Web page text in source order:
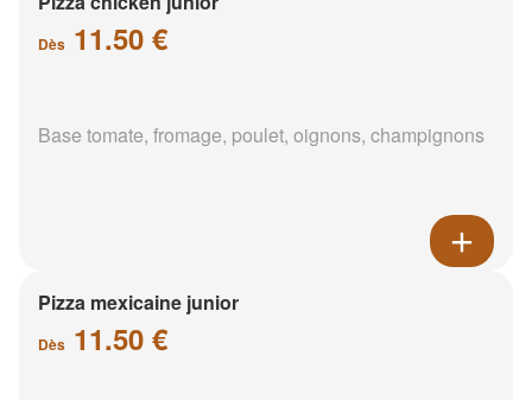
Dès 11.50 €
Base tomate, fromage, poulet, oignons, champignons
Pizza mexicaine junior
Dès 11.50 €